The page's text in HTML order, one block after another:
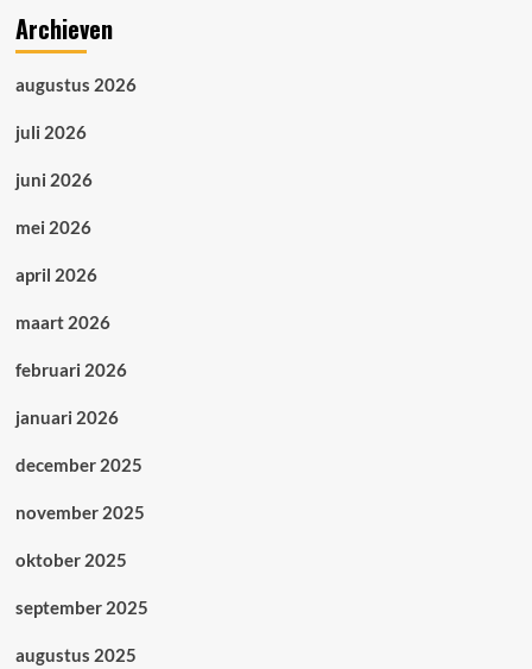
te
Archieven
augustus 2026
juli 2026
juni 2026
mei 2026
april 2026
maart 2026
februari 2026
januari 2026
december 2025
november 2025
oktober 2025
september 2025
augustus 2025